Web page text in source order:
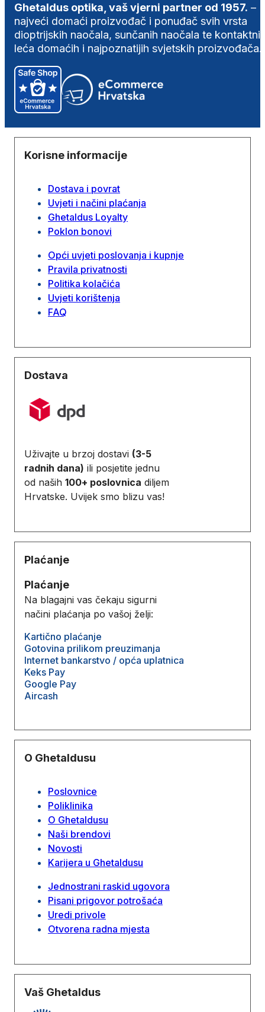
Ghetaldus optika, vaš vjerni partner od 1957. –
najveći domaći proizvođač i ponuđač svih vrsta
dioptrijskih naočala, sunčanih naočala te
leća domaćih i najpoznatijih svjetskih proizvođača.
Korisne informacije
Dostava i povrat
Uvjeti i načini plaćanja
Ghetaldus Loyalty
Poklon bonovi
Opći uvjeti poslovanja i kupnje
Pravila privatnosti
Politika kolačića
Uvjeti korištenja
FAQ
Dostava
Uživajte u brzoj dostavi (3-5
radnih dana) ili posjetite jednu
od naših 100+ poslovnica diljem
Hrvatske. Uvijek smo blizu vas!
Plaćanje
Plaćanje
Na blagajni vas čekaju sigurni
načini plaćanja po vašoj želji:
Kartično plaćanje
Gotovina prilikom preuzimanja
Internet bankarstvo / opća uplatnica
Keks Pay
Google Pay
Aircash
O Ghetaldusu
Poslovnice
Poliklinika
O Ghetaldusu
Naši brendovi
Novosti
Karijera u Ghetaldusu
Jednostrani raskid ugovora
Pisani prigovor potrošaća
Uredi privole
Otvorena radna mjesta
Vaš Ghetaldus